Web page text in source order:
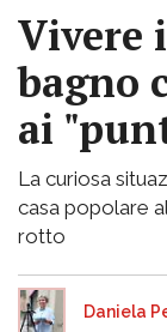
Vivere
bagno
ai
La curiosa
casa popolare
rotto
Daniela